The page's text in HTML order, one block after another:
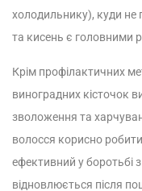
холодильнику), куди не
та кисень є головними
Крім профілактичних
виноградних кісточок
зволоження та
волосся корисно
ефективний у боротьбі
відновлюється після